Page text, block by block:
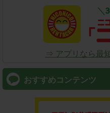
⇒ アプリなら最
おすすめコンテンツ